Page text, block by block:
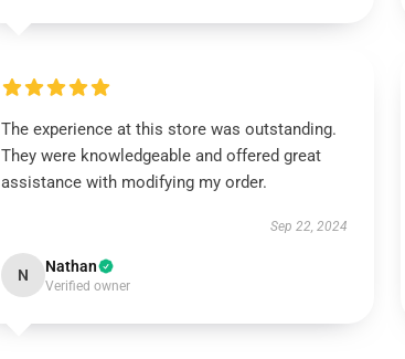
The experience at this store was outstanding.
They were knowledgeable and offered great
assistance with modifying my order.
Sep 22, 2024
N Nathan
Verified owner